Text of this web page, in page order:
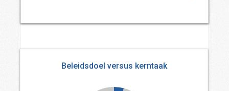
Beleidsdoel versus kerntaak